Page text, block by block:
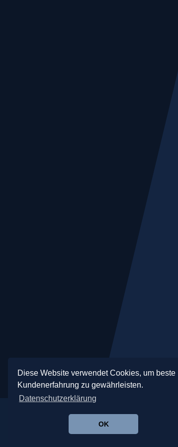
Diese Website verwendet Cookies, um beste
Kundenerfahrung zu gewährleisten.
Datenschutzerklärung
OK
©2026 Opernagentur Winfried Hofinger.